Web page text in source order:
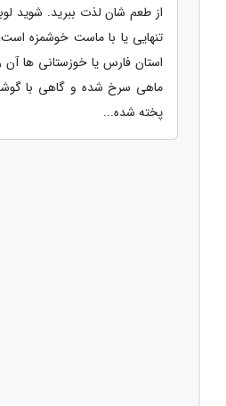
از طعم شان لذت ببرید. شوید
تنهایی یا با ماست خوشمزه
استان فارس یا خوزستانی ها آن
ماهی سرخ شده و گاهی با
پخته شده...